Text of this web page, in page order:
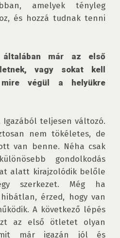
amelyek tényleg
és hozzá tudnak tenni
már az első
vagy sokat kell
végül a helyükre
Igazából teljesen változó.
nem tökéletes, de
van benne. Néha csak
gondolkodás
alatt kirajzolódik belőle
szerkezet. Még ha
érzed, hogy van
A következő lépés
az első ötletet olyan
már igazán jól és